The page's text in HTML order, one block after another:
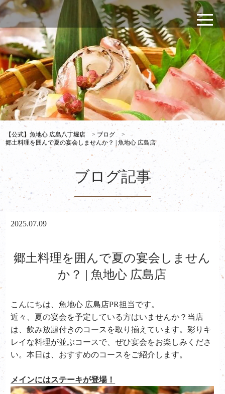
【公式】魚地心 広島八丁堀店 > ブログ
>
郷土料理を囲んで夏の宴会しませんか？ | 魚地心 広島店
ブログ記事
2025.07.09
郷土料理を囲んで夏の宴会しません
か？ | 魚地心 広島店
こんにちは、魚地心 広島店PR担当です。
近々、夏の宴会を予定している方はいませんか？当店
は、飲み放題付きのコースを取り揃えています。彩りキ
レイな料理が並ぶコースで、ぜひ宴会をお楽しみくださ
い。本日は、おすすめのコースをご紹介します。
メインにはステーキが登場！